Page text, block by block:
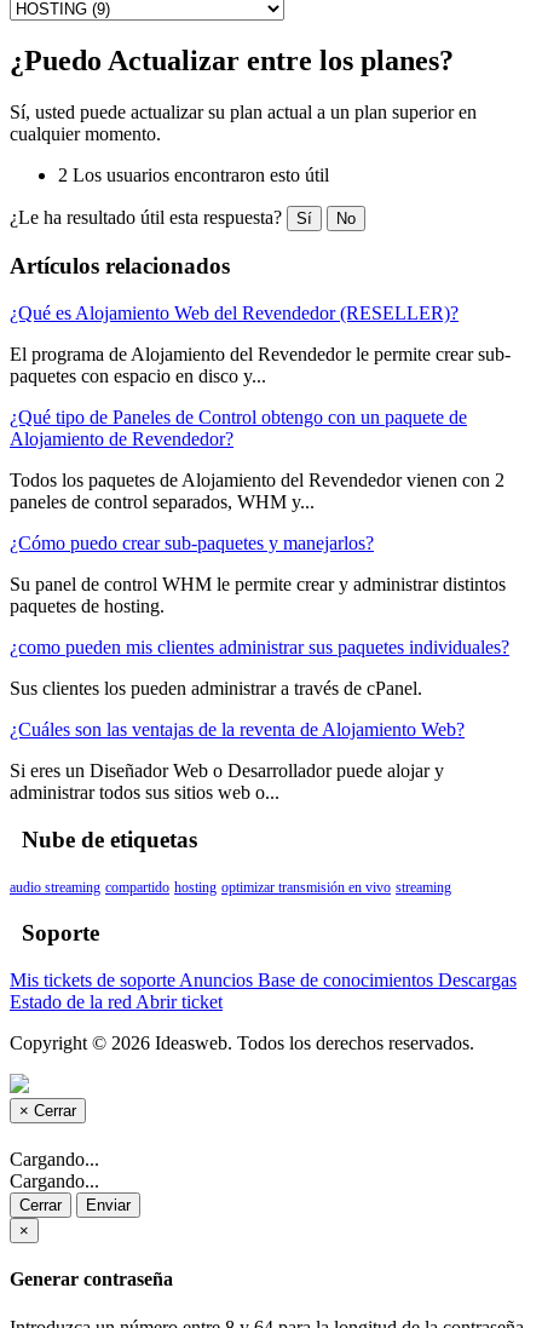
¿Puedo Actualizar entre los planes?
Sí, usted puede actualizar su plan actual a un plan superior en
cualquier momento.
2 Los usuarios encontraron esto útil
¿Le ha resultado útil esta respuesta? Sí No
Artículos relacionados
¿Qué es Alojamiento Web del Revendedor (RESELLER)?
El programa de Alojamiento del Revendedor le permite crear sub-
paquetes con espacio en disco y...
¿Qué tipo de Paneles de Control obtengo con un paquete de
Alojamiento de Revendedor?
Todos los paquetes de Alojamiento del Revendedor vienen con 2
paneles de control separados, WHM y...
¿Cómo puedo crear sub-paquetes y manejarlos?
Su panel de control WHM le permite crear y administrar distintos
paquetes de hosting.
¿como pueden mis clientes administrar sus paquetes individuales?
Sus clientes los pueden administrar a través de cPanel.
¿Cuáles son las ventajas de la reventa de Alojamiento Web?
Si eres un Diseñador Web o Desarrollador puede alojar y
administrar todos sus sitios web o...
Nube de etiquetas
audio streaming compartido hosting optimizar transmisión en vivo streaming
Soporte
Mis tickets de soporte Anuncios Base de conocimientos Descargas
Estado de la red Abrir ticket
Copyright © 2026 Ideasweb. Todos los derechos reservados.
× Cerrar
Cargando...
Cargando...
Cerrar
Enviar
×
Generar contraseña